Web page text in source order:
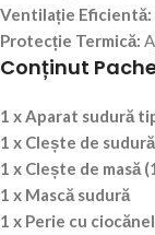
Ventilație Eficientă:
Protecție Termică:
Conținut
1 x Aparat sudură
1 x Clește de
1 x Clește de masă
1 x Mască sudură
1 x Perie cu ciocănel